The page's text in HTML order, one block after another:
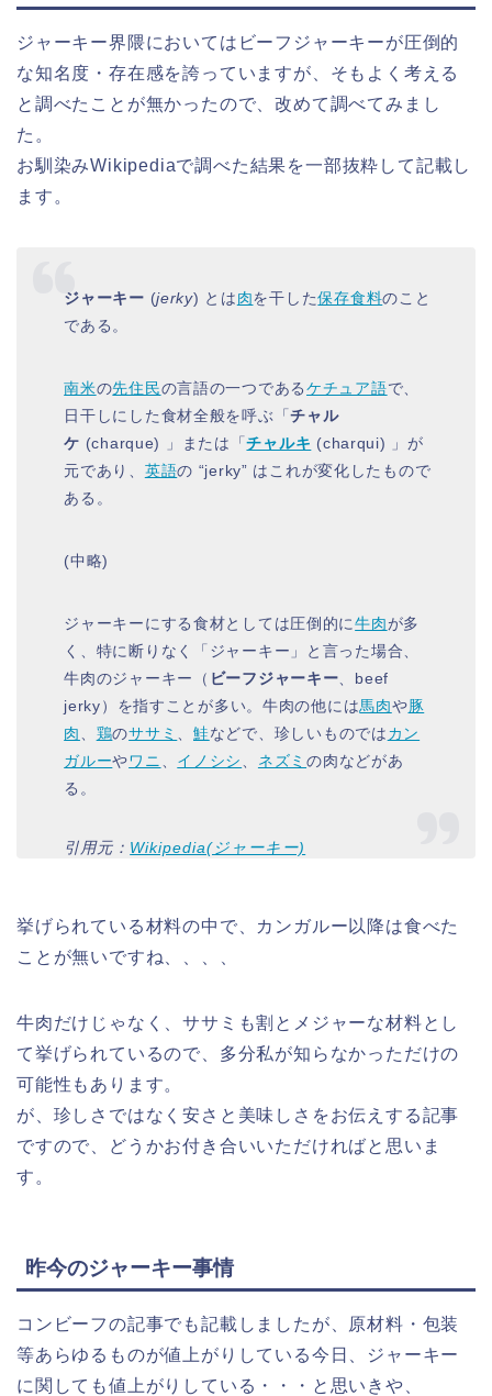
ジャーキー界隈においてはビーフジャーキーが圧倒的
な知名度・存在感を誇っていますが、そもよく考える
と調べたことが無かったので、改めて調べてみまし
た。
お馴染みWikipediaで調べた結果を一部抜粋して記載し
ます。
ジャーキー (jerky) とは肉を干した保存食料のこと
である。
南米の先住民の言語の一つであるケチュア語で、
日干しにした食材全般を呼ぶ「チャル
ケ (charque) 」または「チャルキ (charqui) 」が
元であり、 英語の “jerky” はこれが変化したもので
ある。
(中略)
ジャーキーにする食材としては圧倒的に牛肉が多
く、特に断りなく「ジャーキー」と言った場合、
牛肉のジャーキー（ ビーフジャーキー 、beef
jerky）を指すことが多い。牛肉の他には馬肉や豚
肉
鶏のササミ 、鮭などで、珍しいものではカン
ガルーやワニ イノシシ ネズミの肉などがあ
る。
引用元： Wikipedia(ジャーキー)
挙げられている材料の中で、カンガルー以降は食べた
ことが無いですね、、、、
牛肉だけじゃなく、ササミも割とメジャーな材料とし
て挙げられているので、多分私が知らなかっただけの
可能性もあります。
が、珍しさではなく安さと美味しさをお伝えする記事
ですので、どうかお付き合いいただければと思いま
す。
昨今のジャーキー事情
コンビーフの記事でも記載しましたが、原材料・包装
等あらゆるものが値上がりしている今日、ジャーキー
に関しても値上がりしている・・・と思いきや、